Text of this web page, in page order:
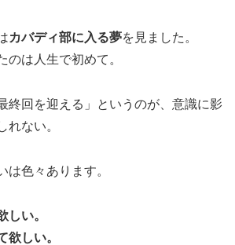
カバディ部に入る夢を見ました。
のは人生で初めて。
終回を迎える」というのが、意識に影
れない。
は色々あります。
しい。
欲しい。